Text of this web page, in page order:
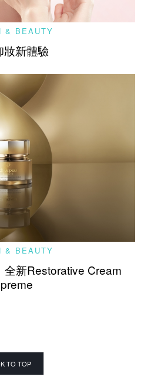
& BEAUTY
妝新體驗
& BEAUTY
新Restorative Cream
TO TOP